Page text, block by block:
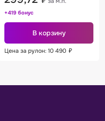
+419 бонус
В корзину
Цена за рулон: 10 490 ₽